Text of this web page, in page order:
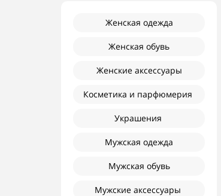
Женская одежда
Женская обувь
Женские аксессуары
Косметика и парфюмерия
Украшения
Мужская одежда
Мужская обувь
Мужские аксессуары